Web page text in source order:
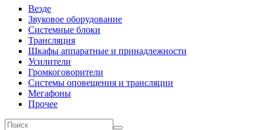
Везде
Звуковое оборудование
Системные блоки
Трансляция
Шкафы аппаратные и принадлежности
Усилители
Громкоговорители
Системы оповещения и трансляции
Мегафоны
Прочее